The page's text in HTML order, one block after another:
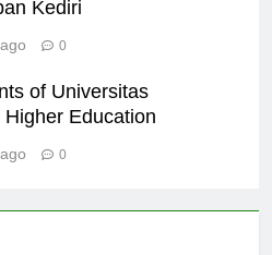
Kediri
0
of Universitas
Education
0